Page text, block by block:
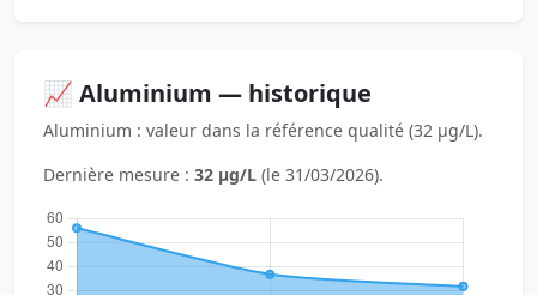
📈 Aluminium — historique
Aluminium : valeur dans la référence qualité (32 µg/L).
Dernière mesure : 32 µg/L (le 31/03/2026).